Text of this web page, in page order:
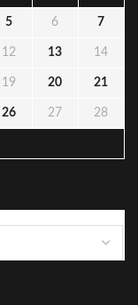
5 6 7
12 13 14
19 20 21
26 27 28